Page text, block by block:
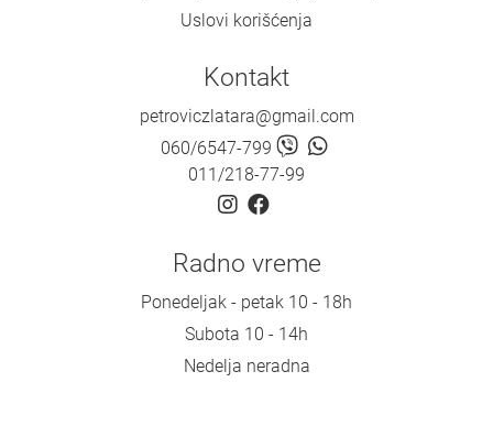
Uslovi korišćenja
Kontakt
petroviczlatara@gmail.com
060/6547-799
011/218-77-99
Radno vreme
Ponedeljak - petak 10 - 18h
Subota 10 - 14h
Nedelja neradna